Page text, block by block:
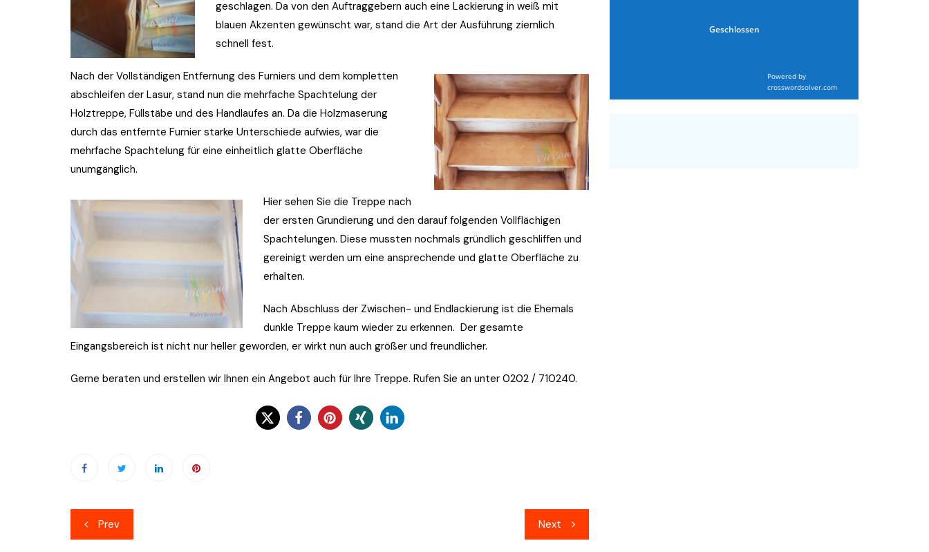
geschlagen. Da von den Auftraggebern auch eine Lackierung in weiß mit
blauen Akzenten gewünscht war, stand die Art der Ausführung ziemlich
schnell fest.
Nach der Vollständigen Entfernung des Furniers und dem kompletten
abschleifen der Lasur, stand nun die mehrfache Spachtelung der
Holztreppe, Füllstäbe und des Handlaufes an. Da die Holzmaserung
durch das entfernte Furnier starke Unterschiede aufwies, war die
mehrfache Spachtelung für eine einheitlich glatte Oberfläche
unumgänglich.
Hier sehen Sie die Treppe nach
der ersten Grundierung und den darauf folgenden Vollflächigen
Spachtelungen. Diese mussten nochmals gründlich geschliffen und
gereinigt werden um eine ansprechende und glatte Oberfläche zu
erhalten.
Nach Abschluss der Zwischen- und Endlackierung ist die Ehemals
dunkle Treppe kaum wieder zu erkennen. Der gesamte
Eingangsbereich ist nicht nur heller geworden, er wirkt nun auch größer und freundlicher.
Gerne beraten und erstellen wir Ihnen ein Angebot auch für Ihre Treppe. Rufen Sie an unter 0202 / 710240.
Beitragsnavigation
Prev Next
Geschlossen
Powered by
crosswordsolver.com